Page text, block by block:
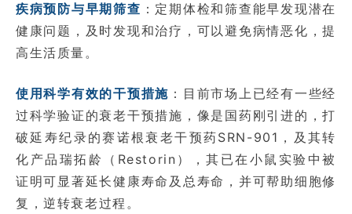
疾病预防与早期筛查 ：定期体检和筛查能早发现潜在
健康问题，及时发现和治疗，可以避免病情恶化，提
高生活质量。
使用科学有效的干预措施 ：目前市场上已经有一些经
过科学验证的衰老干预措施，像是国药刚引进的，打
破延寿纪录的赛诺根衰老干预药SRN-901，及其转
化产品瑞拓龄（Restorin），其已在小鼠实验中被
证明可显著延长健康寿命及总寿命，并可帮助细胞修
复，逆转衰老过程。